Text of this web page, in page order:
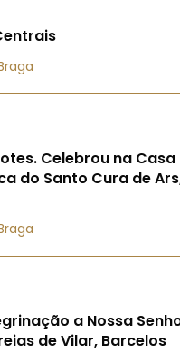
Celebrou na
do Santo Cura de
a Nossa
de Vilar, Barcelos